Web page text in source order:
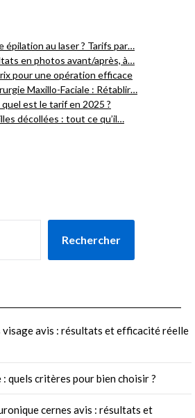
épilation au laser ? Tarifs par…
en photos avant/après, à…
pour une opération efficace
Maxillo-Faciale : Rétablir…
est le tarif en 2025 ?
décollées : tout ce qu’il…
Rechercher
visage avis : résultats et efficacité réelle
quels critères pour bien choisir ?
cernes avis : résultats et